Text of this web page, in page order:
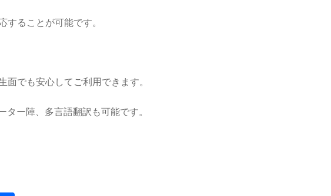
ることが可能です。
でも安心してご利用できます。
ー陣、多言語翻訳も可能です。